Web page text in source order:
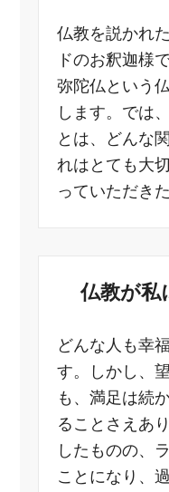
仏教を説かれ
ドのお釈迦様
弥陀仏という
します。では
とは、どんな
れはとても大
っていただき
仏教が私
どんな人も幸
す。しかし、
も、満足は続
ることさえあ
したものの、
ことになり、